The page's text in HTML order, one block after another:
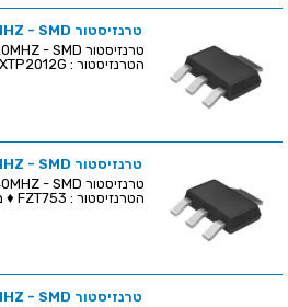
טרנזיסטור PNP - 80V 5A - 120MHZ - SMD
הטרנזיסטור : ZXTP2012G ♦ מבנה הטרנז...
טרנזיסטור PNP - 100V 2A - 140MHZ - SMD
הטרנזיסטור : FZT753 ♦ מבנה הטרנזיס...
טרנזיסטור PNP - 100V 5A - 125MHZ - SMD